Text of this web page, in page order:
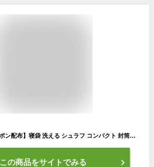
【7/20限定5%クーポン配布】寝袋 洗える シュラフ コンパクト 封筒型 -6℃ -6度 洗える寝袋 キャンプ用寝具 冬用 夏用 軽量 コンパクト 登山 キャンプ ツーリング アウトドア 車中泊 キャンプ用品 緊急用 防災 防災グッズ 地震対策 送料無料
この商品をサイトでみる